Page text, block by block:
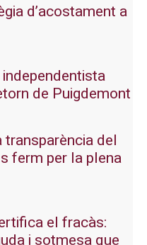
d’acostament a
de Puigdemont
del
ferm per la plena
el fracàs:
i sotmesa que